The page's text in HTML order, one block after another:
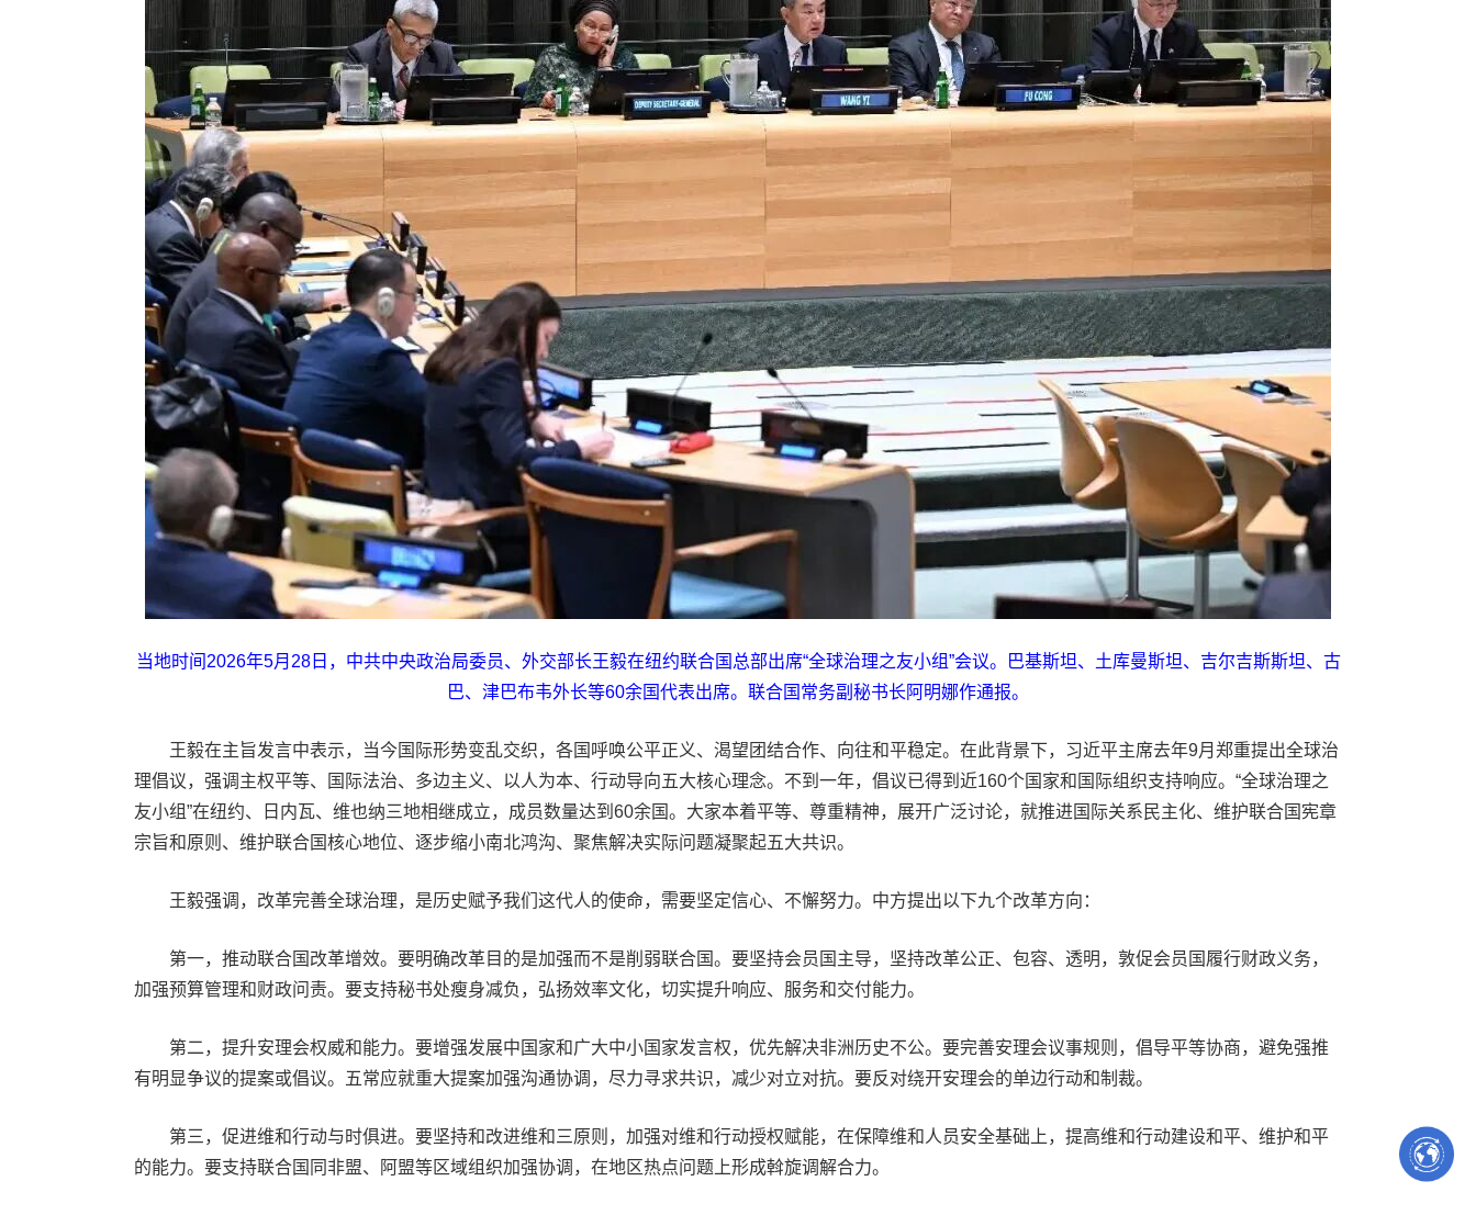
当地时间2026年5月28日，中共中央政治局委员、外交部长王毅在纽约联合国总部出席“全球治理之友小组”会议。巴基斯坦、土库曼斯坦、吉尔吉斯斯坦、古
巴、津巴布韦外长等60余国代表出席。联合国常务副秘书长阿明娜作通报。
王毅在主旨发言中表示，当今国际形势变乱交织，各国呼唤公平正义、渴望团结合作、向往和平稳定。在此背景下，习近平主席去年9月郑重提出全球治
理倡议，强调主权平等、国际法治、多边主义、以人为本、行动导向五大核心理念。不到一年，倡议已得到近160个国家和国际组织支持响应。“全球治理之
友小组”在纽约、日内瓦、维也纳三地相继成立，成员数量达到60余国。大家本着平等、尊重精神，展开广泛讨论，就推进国际关系民主化、维护联合国宪章
宗旨和原则、维护联合国核心地位、逐步缩小南北鸿沟、聚焦解决实际问题凝聚起五大共识。
王毅强调，改革完善全球治理，是历史赋予我们这代人的使命，需要坚定信心、不懈努力。中方提出以下九个改革方向：
第一，推动联合国改革增效。要明确改革目的是加强而不是削弱联合国。要坚持会员国主导，坚持改革公正、包容、透明，敦促会员国履行财政义务，
加强预算管理和财政问责。要支持秘书处瘦身减负，弘扬效率文化，切实提升响应、服务和交付能力。
第二，提升安理会权威和能力。要增强发展中国家和广大中小国家发言权，优先解决非洲历史不公。要完善安理会议事规则，倡导平等协商，避免强推
有明显争议的提案或倡议。五常应就重大提案加强沟通协调，尽力寻求共识，减少对立对抗。要反对绕开安理会的单边行动和制裁。
第三，促进维和行动与时俱进。要坚持和改进维和三原则，加强对维和行动授权赋能，在保障维和人员安全基础上，提高维和行动建设和平、维护和平
的能力。要支持联合国同非盟、阿盟等区域组织加强协调，在地区热点问题上形成斡旋调解合力。